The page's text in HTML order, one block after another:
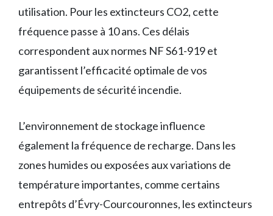
utilisation. Pour les extincteurs CO2, cette
fréquence passe à 10 ans. Ces délais
correspondent aux normes NF S61-919 et
garantissent l’efficacité optimale de vos
équipements de sécurité incendie.
L’environnement de stockage influence
également la fréquence de recharge. Dans les
zones humides ou exposées aux variations de
température importantes, comme certains
entrepôts d’Évry-Courcouronnes, les extincteurs